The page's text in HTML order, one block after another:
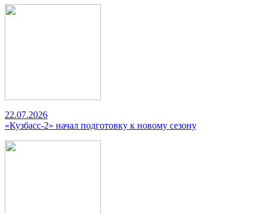
22.07.2026
«Кузбасс-2» начал подготовку к новому сезону